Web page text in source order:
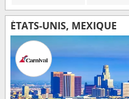
ÉTATS-UNIS, MEXIQUE